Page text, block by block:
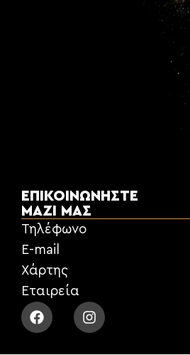
ΕΠΙΚΟΙΝΩΝΉΣΤΕ
ΜΑΖΊ ΜΑΣ
Τηλέφωνο
E-mail
Χάρτης
Εταιρεία